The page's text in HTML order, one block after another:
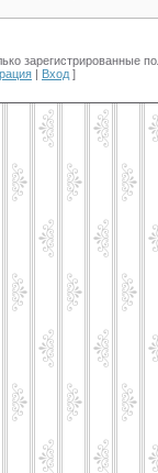
зарегистрированные
| Вход ]